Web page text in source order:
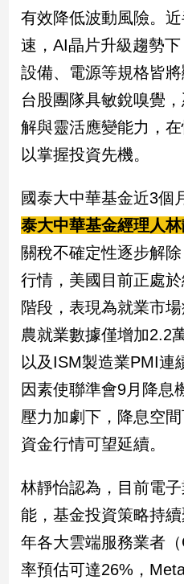
有效降低波動風險。
速，AI晶片升級趨勢
設備、電源等規格皆
台股團隊具敏銳嗅覺
解與靈活應變能力，
以掌握投資先機。
國泰大中華基金近3個
泰大中華基金經理人
關稅不確定性逐步解
行情，美國目前正處於
階段，表現為就業市
農就業數據僅增加2.2
以及ISM製造業PMI連
因素使聯準會9月降息
壓力加劇下，降息空
資金行情可望延續。
林靜怡認為，目前電
能，基金投資策略持
年各大雲端服務業者
率預估可達26%，